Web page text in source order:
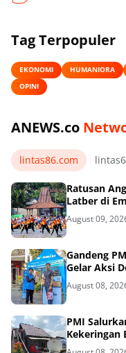
Tag Terpopuler
EKONOMI HUMANIORA
OPINI
ANEWS.co
lintas86.com
Ratusan
Latber di
August 09,
Gandeng
Gelar Aksi
August 08,
PMI
Kekeringan